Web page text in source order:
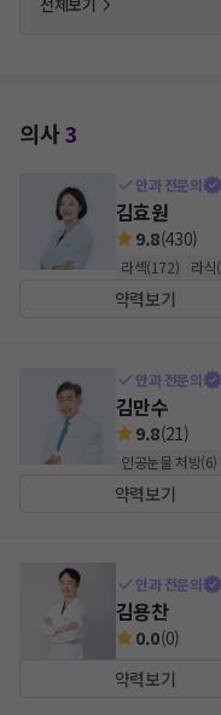
의사3
안과 전문의
김효원
9.8(430)
라섹(172) 라식(
약력보기
안과 전문의
김만수
9.8(21)
인공눈물 처방(6)
약력보기
안과 전문의
김용찬
0.0(0)
약력보기